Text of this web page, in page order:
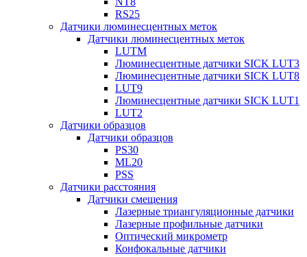
RS25
Датчики люминесцентных меток
Датчики люминесцентных меток
LUTM
Люминесцентные датчики SICK LUT3
Люминесцентные датчики SICK LUT8
LUT9
Люминесцентные датчики SICK LUT1
LUT2
Датчики образцов
Датчики образцов
PS30
ML20
PSS
Датчики расстояния
Датчики смещения
Лазерные триангуляционные датчики
Лазерные профильные датчики
Оптический микрометр
Конфокальные датчики